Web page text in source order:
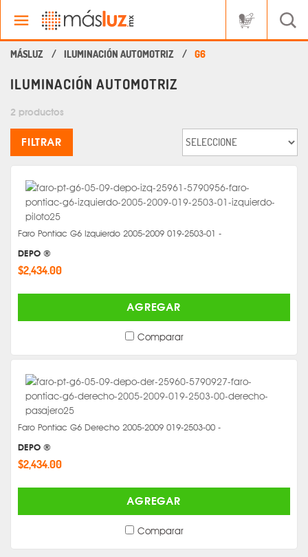
ILUMINACIÓN AUTOMOTRIZ G6
ILUMINACIÓN AUTOMOTRIZ
2 productos
FILTRAR
Faro Pontiac G6 Izquierdo 2005-2009 019-2503-01 -
DEPO ®
$2,434.00
AGREGAR
Comparar
Faro Pontiac G6 Derecho 2005-2009 019-2503-00 -
DEPO ®
$2,434.00
AGREGAR
Comparar